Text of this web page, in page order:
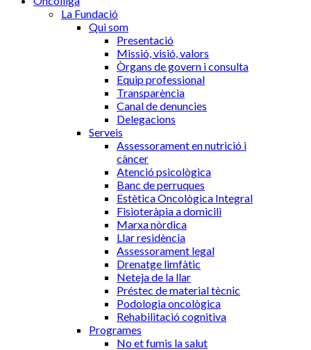
La Fundació
Qui som
Presentació
Missió, visió, valors
Òrgans de govern i consulta
Equip professional
Transparència
Canal de denuncies
Delegacions
Serveis
Assessorament en nutrició i
càncer
Atenció psicològica
Banc de perruques
Estètica Oncològica Integral
Fisioteràpia a domicili
Marxa nòrdica
Llar residència
Assessorament legal
Drenatge limfàtic
Neteja de la llar
Préstec de material tècnic
Podologia oncològica
Rehabilitació cognitiva
Programes
No et fumis la salut